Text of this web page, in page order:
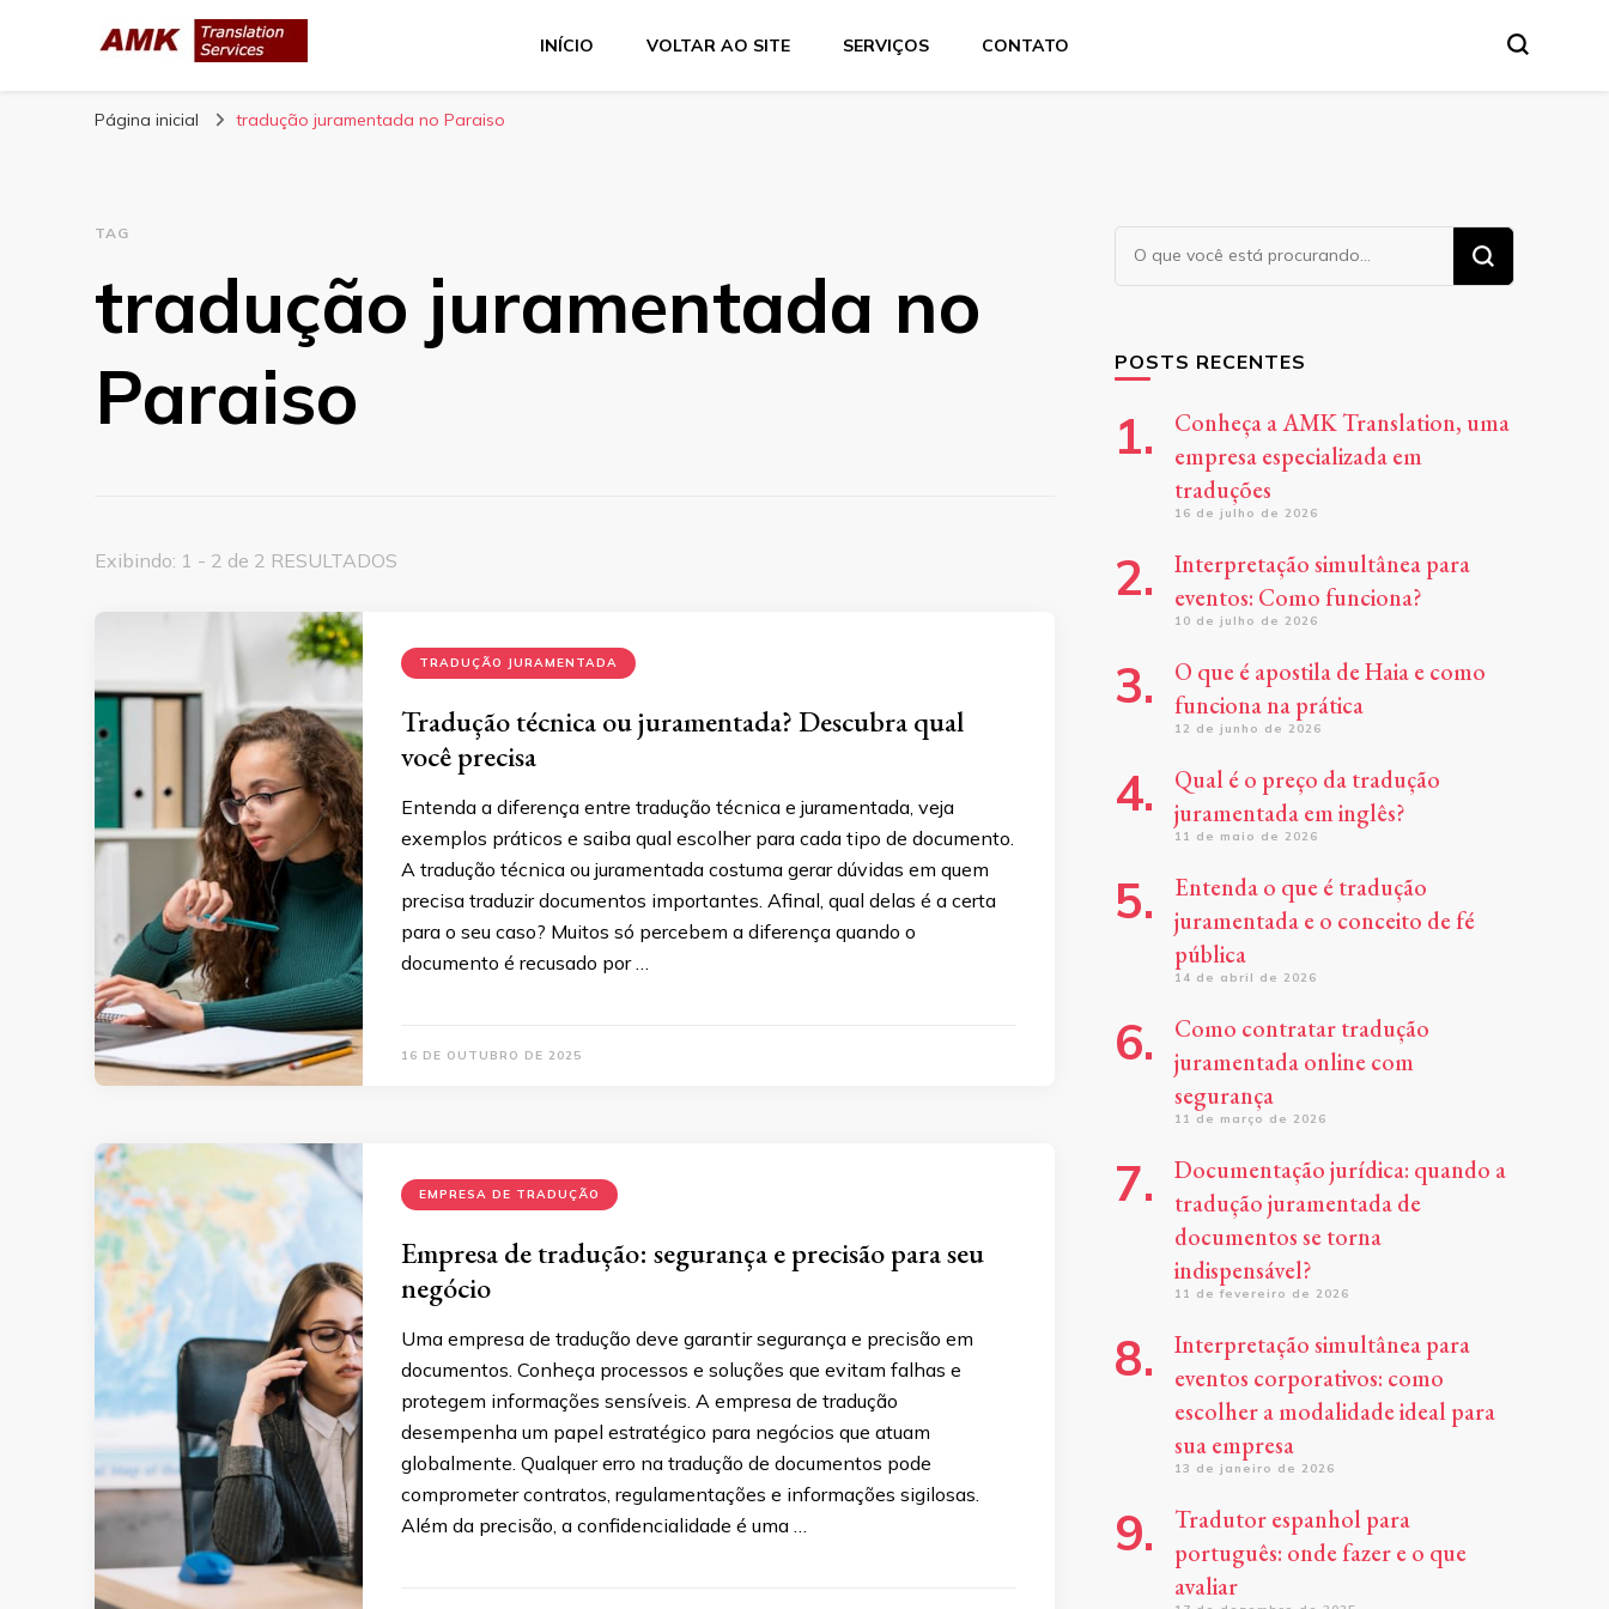
AMK Translation Services
INÍCIO VOLTAR AO SITE SERVIÇOS CONTATO
Página inicial tradução juramentada no Paraiso
TAG
tradução juramentada no
Paraiso
Exibindo: 1 - 2 de 2 RESULTADOS
TRADUÇÃO JURAMENTADA
Tradução técnica ou juramentada? Descubra qual
você precisa
Entenda a diferença entre tradução técnica e juramentada, veja
exemplos práticos e saiba qual escolher para cada tipo de documento.
A tradução técnica ou juramentada costuma gerar dúvidas em quem
precisa traduzir documentos importantes. Afinal, qual delas é a certa
para o seu caso? Muitos só percebem a diferença quando o
documento é recusado por …
16 DE OUTUBRO DE 2025
EMPRESA DE TRADUÇÃO
Empresa de tradução: segurança e precisão para seu
negócio
Uma empresa de tradução deve garantir segurança e precisão em
documentos. Conheça processos e soluções que evitam falhas e
protegem informações sensíveis. A empresa de tradução
desempenha um papel estratégico para negócios que atuam
globalmente. Qualquer erro na tradução de documentos pode
comprometer contratos, regulamentações e informações sigilosas.
Além da precisão, a confidencialidade é uma …
Procurando
algo?
POSTS RECENTES
Conheça a AMK Translation, uma
empresa especializada em
traduções
16 de julho de 2026
Interpretação simultânea para
eventos: Como funciona?
10 de julho de 2026
O que é apostila de Haia e como
funciona na prática
12 de junho de 2026
Qual é o preço da tradução
juramentada em inglês?
11 de maio de 2026
Entenda o que é tradução
juramentada e o conceito de fé
pública
14 de abril de 2026
Como contratar tradução
juramentada online com
segurança
11 de março de 2026
Documentação jurídica: quando a
tradução juramentada de
documentos se torna
indispensável?
11 de fevereiro de 2026
Interpretação simultânea para
eventos corporativos: como
escolher a modalidade ideal para
sua empresa
13 de janeiro de 2026
Tradutor espanhol para
português: onde fazer e o que
avaliar